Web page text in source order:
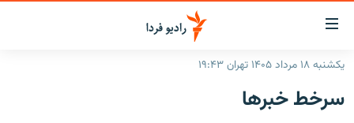
لینک‌های
قابلیت
دسترسی
بازگشت
ایران
یکشنبه ۱۸ مرداد ۱۴۰۵ تهران ۱۹:۴۳
سرخط‌ خبرها